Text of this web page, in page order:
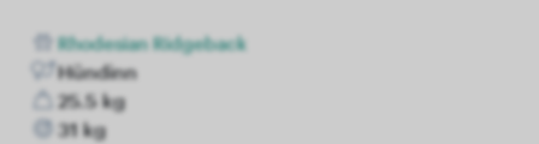
Rhodesian Ridgeback
Hündinn
25.5 kg
31 kg